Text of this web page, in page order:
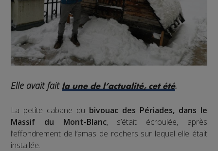
Elle avait fait la une de l’actualité, cet été.
La petite cabane du bivouac des Périades, dans le
Massif du Mont-Blanc, s’était écroulée, après
l’effondrement de l’amas de rochers sur lequel elle était
installée.